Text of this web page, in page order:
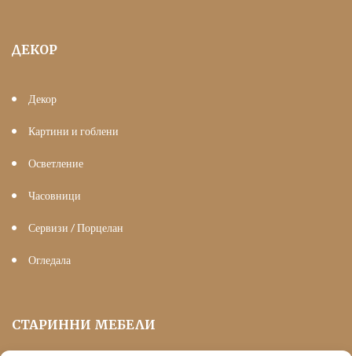
ДЕКОР
Декор
Картини и гоблени
Осветление
Часовници
Сервизи / Порцелан
Огледала
СТАРИННИ МЕБЕЛИ